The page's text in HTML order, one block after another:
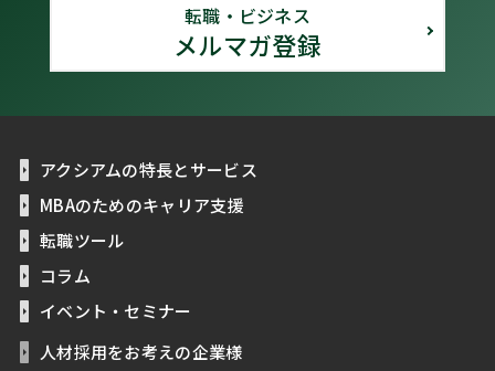
転職・ビジネス
メルマガ登録
アクシアムの特長とサービス
MBAのためのキャリア支援
転職ツール
コラム
イベント・セミナー
人材採用をお考えの企業様